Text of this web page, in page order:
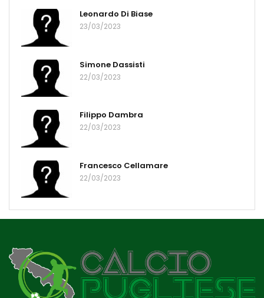
Leonardo Di Biase
23/03/2023
Simone Dassisti
22/03/2023
Filippo Dambra
22/03/2023
Francesco Cellamare
22/03/2023